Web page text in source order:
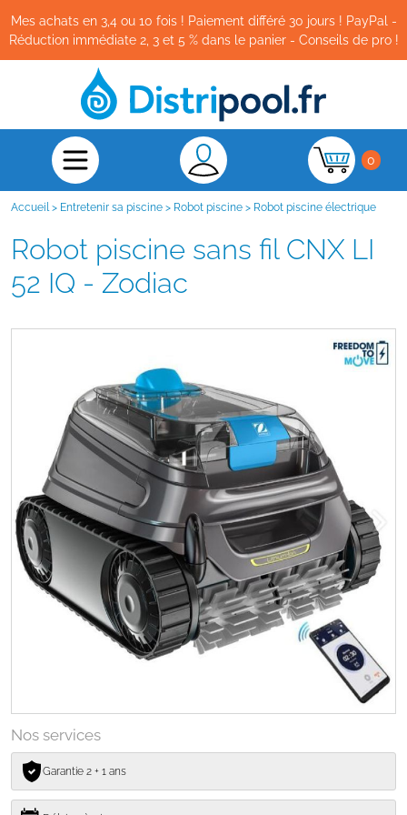
Mes achats en 3,4 ou 10 fois ! Paiement différé 30 jours ! PayPal -
Réduction immédiate 2, 3 et 5 % dans le panier - Conseils de pro !
0
Accueil > Entretenir sa piscine > Robot piscine > Robot piscine électrique
Robot piscine sans fil CNX LI
52 IQ - Zodiac
Nos services
Garantie 2 + 1 ans